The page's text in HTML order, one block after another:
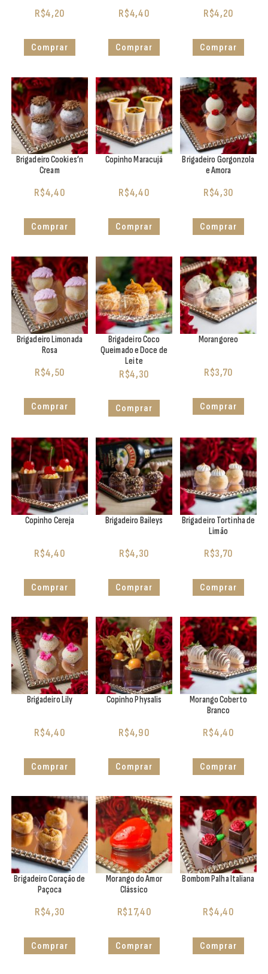
R$4,20
Comprar
R$4,40
Comprar
R$4,20
Comprar
Brigadeiro Cookies’n
Cream
R$4,40
Comprar
Copinho Maracujá
R$4,40
Comprar
Brigadeiro Gorgonzola
e Amora
R$4,30
Comprar
Brigadeiro Limonada
Rosa
R$4,50
Comprar
Brigadeiro Coco
Queimado e Doce de
Leite
R$4,30
Comprar
Morangoreo
R$3,70
Comprar
Copinho Cereja
R$4,40
Comprar
Brigadeiro Baileys
R$4,30
Comprar
Brigadeiro Tortinha de
Limão
R$3,70
Comprar
Brigadeiro Lily
R$4,40
Comprar
Copinho Physalis
R$4,90
Comprar
Morango Coberto
Branco
R$4,40
Comprar
Brigadeiro Coração de
Paçoca
R$4,30
Comprar
Morango do Amor
Clássico
R$17,40
Comprar
Bombom Palha Italiana
R$4,40
Comprar